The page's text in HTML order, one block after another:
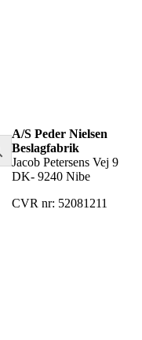
A/S Peder Nielsen
Beslagfabrik
Jacob Petersens Vej 9
DK- 9240 Nibe
CVR nr: 52081211